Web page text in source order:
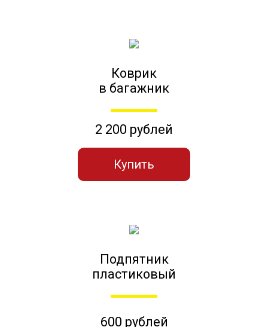
Коврик
в багажник
2 200 рублей
Купить
Подпятник
пластиковый
600 рублей